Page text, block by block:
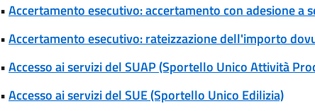
•Accertamento esecutivo: accertamento con adesione a
•Accertamento esecutivo: rateizzazione dell'importo
•Accesso ai servizi del SUAP (Sportello Unico Attività
•Accesso ai servizi del SUE (Sportello Unico Edilizia)